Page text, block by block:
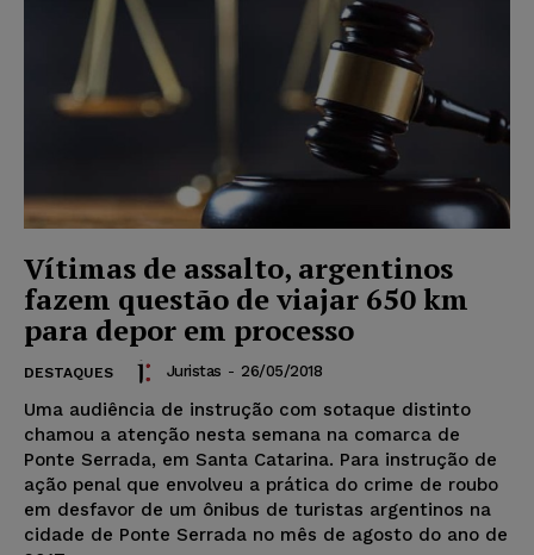
Vítimas de assalto, argentinos
fazem questão de viajar 650 km
para depor em processo
DESTAQUES Juristas - 26/05/2018
Uma audiência de instrução com sotaque distinto
chamou a atenção nesta semana na comarca de
Ponte Serrada, em Santa Catarina. Para instrução de
ação penal que envolveu a prática do crime de roubo
em desfavor de um ônibus de turistas argentinos na
cidade de Ponte Serrada no mês de agosto do ano de